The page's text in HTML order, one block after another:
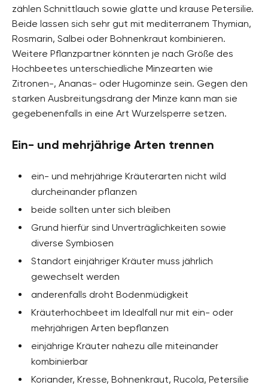
zählen Schnittlauch sowie glatte und krause Petersilie.
Beide lassen sich sehr gut mit mediterranem Thymian,
Rosmarin, Salbei oder Bohnenkraut kombinieren.
Weitere Pflanzpartner könnten je nach Größe des
Hochbeetes unterschiedliche Minzearten wie
Zitronen-, Ananas- oder Hugominze sein. Gegen den
starken Ausbreitungsdrang der Minze kann man sie
gegebenenfalls in eine Art Wurzelsperre setzen.
Ein- und mehrjährige Arten trennen
ein- und mehrjährige Kräuterarten nicht wild
durcheinander pflanzen
beide sollten unter sich bleiben
Grund hierfür sind Unverträglichkeiten sowie
diverse Symbiosen
Standort einjähriger Kräuter muss jährlich
gewechselt werden
anderenfalls droht Bodenmüdigkeit
Kräuterhochbeet im Idealfall nur mit ein- oder
mehrjährigen Arten bepflanzen
einjährige Kräuter nahezu alle miteinander
kombinierbar
Koriander, Kresse, Bohnenkraut, Rucola, Petersilie